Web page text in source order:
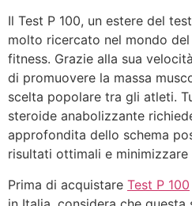
Il Test P 100, un estere del
molto ricercato nel mondo
fitness. Grazie alla sua
di promuovere la massa
scelta popolare tra gli atleti.
steroide anabolizzante
approfondita dello schema
risultati ottimali e minimizzare
Prima di acquistare Test P 100